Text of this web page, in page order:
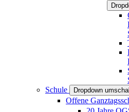
Schule
Dropdown
Offene